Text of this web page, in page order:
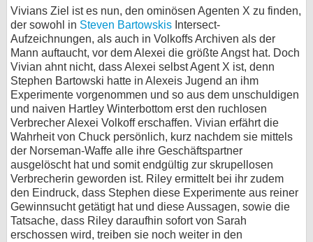
Vivians Ziel ist es nun, den ominösen Agenten X zu finden,
der sowohl in Steven Bartowskis Intersect-
Aufzeichnungen, als auch in Volkoffs Archiven als der
Mann auftaucht, vor dem Alexei die größte Angst hat. Doch
Vivian ahnt nicht, dass Alexei selbst Agent X ist, denn
Stephen Bartowski hatte in Alexeis Jugend an ihm
Experimente vorgenommen und so aus dem unschuldigen
und naiven Hartley Winterbottom erst den ruchlosen
Verbrecher Alexei Volkoff erschaffen. Vivian erfährt die
Wahrheit von Chuck persönlich, kurz nachdem sie mittels
der Norseman-Waffe alle ihre Geschäftspartner
ausgelöscht hat und somit endgültig zur skrupellosen
Verbrecherin geworden ist. Riley ermittelt bei ihr zudem
den Eindruck, dass Stephen diese Experimente aus reiner
Gewinnsucht getätigt hat und diese Aussagen, sowie die
Tatsache, dass Riley daraufhin sofort von Sarah
erschossen wird, treiben sie noch weiter in den